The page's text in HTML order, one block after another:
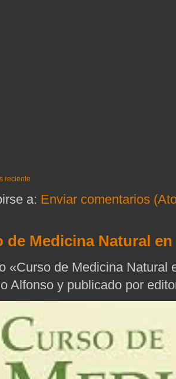
reciente
a: Enviar comentarios
de Medicina Natural
«Curso de Medicina Natural
Alfonso y publicado por